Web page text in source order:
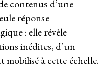
contenus d’une
réponse
: elle révèle
inédites, d’un
à cette échelle.